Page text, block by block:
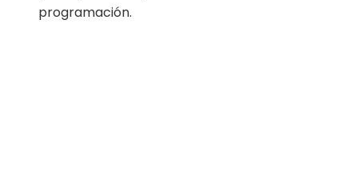
programación.